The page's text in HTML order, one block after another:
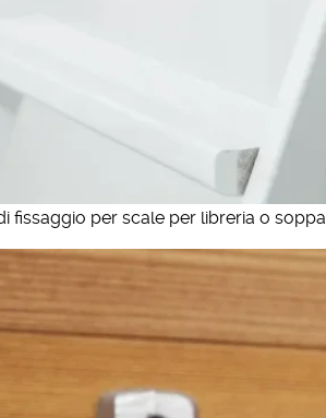
fissaggio per scale per libreria o